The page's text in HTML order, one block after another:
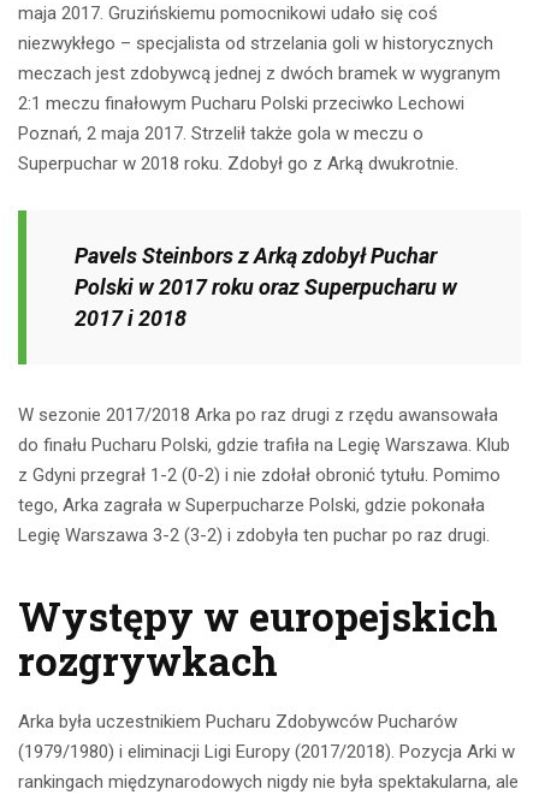
maja 2017. Gruzińskiemu pomocnikowi udało się coś
niezwykłego – specjalista od strzelania goli w historycznych
meczach jest zdobywcą jednej z dwóch bramek w wygranym
2:1 meczu finałowym Pucharu Polski przeciwko Lechowi
Poznań, 2 maja 2017. Strzelił także gola w meczu o
Superpuchar w 2018 roku. Zdobył go z Arką dwukrotnie.
Pavels Steinbors z Arką zdobył Puchar
Polski w 2017 roku oraz Superpucharu w
2017 i 2018
W sezonie 2017/2018 Arka po raz drugi z rzędu awansowała
do finału Pucharu Polski, gdzie trafiła na Legię Warszawa. Klub
z Gdyni przegrał 1-2 (0-2) i nie zdołał obronić tytułu. Pomimo
tego, Arka zagrała w Superpucharze Polski, gdzie pokonała
Legię Warszawa 3-2 (3-2) i zdobyła ten puchar po raz drugi.
Występy w europejskich
rozgrywkach
Arka była uczestnikiem Pucharu Zdobywców Pucharów
(1979/1980) i eliminacji Ligi Europy (2017/2018). Pozycja Arki w
rankingach międzynarodowych nigdy nie była spektakularna, ale